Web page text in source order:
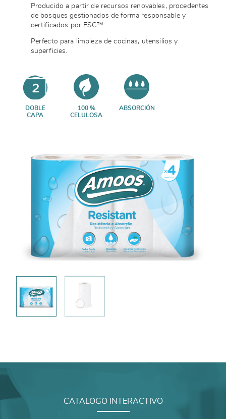
Producido a partir de recursos renovables, procedentes
de bosques gestionados de forma responsable y
certificados por FSC™.
Perfecto para limpieza de cocinas, utensilios y
superficies.
DOBLE
CAPA
100 %
CELULOSA
ABSORCIÓN
CATALOGO INTERACTIVO